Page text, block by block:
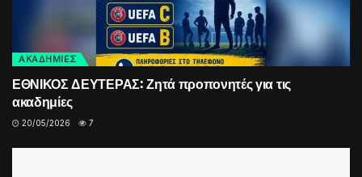
ΑΚΑΔΗΜΙΕΣ
ΕΘΝΙΚΟΣ ΔΕΥΤΕΡΑΣ: Ζητά προπονητές για τις
ακαδημίες
20/05/2026 7